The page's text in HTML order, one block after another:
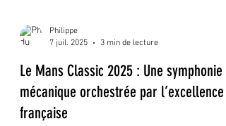
Philippe
7 juil. 2025
3 min de lecture